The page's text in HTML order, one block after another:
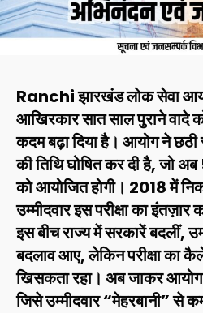
Ranchi झारखंड लोक सेवा
आखिरकार सात साल पुराने वादे
कदम बढ़ा दिया है। आयोग ने छठी
की तिथि घोषित कर दी है, जो
को आयोजित होगी। 2018 में
उम्मीदवार इस परीक्षा का
इस बीच राज्य में सरकारें बदलीं,
बदलाव आए, लेकिन परीक्षा का
खिसकता रहा। अब जाकर आयोग
जिसे उम्मीदवार “मेहरबानी” से